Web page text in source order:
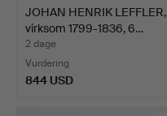
JOHAN HENRIK LEFFLER,
virksom 1799-1836, 6…
2 dage
Vurdering
844 USD